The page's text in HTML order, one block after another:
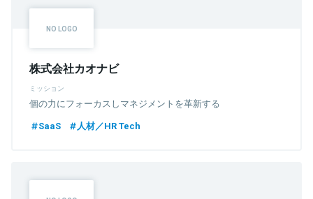
株式会社カオナビ
ミッション
個の力にフォーカスしマネジメントを革新する
SaaS
人材／HR Tech